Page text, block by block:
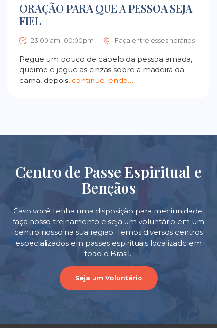
ORAÇÃO PARA QUE A PESSOA SEJA
FIEL
23:00 am- 00:00pm Faça entre esses horários
Pegue um pouco de cabelo da pessoa amada,
queime e jogue as cinzas sobre a madeira da
cama, depois, continue lendo…
Centro de Passe Espiritual e
Bençãos
Caso você tenha uma disposição para mediunidade,
faça nosso treinamento e seja um voluntário em um
centro nosso na sua região. Temos diversos centros
especializados em passes espirituais localizado em
todo o Brasil.
Seja um Voluntário